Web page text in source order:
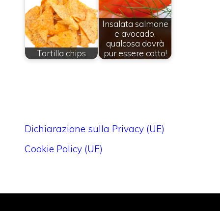
Tortilla chips
Insalata salmone
e avocado,
qualcosa dovrà
pur essere cotto!
Dichiarazione sulla Privacy (UE)
Cookie Policy (UE)